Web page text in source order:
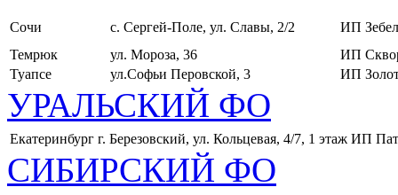
Сочи с. Сергей-Поле, ул. Славы, 2/2
ИП
Темрюк
ул. Мороза, 36
ИП
Туапсе
ул.Софьи Перовской, 3 ИП
УРАЛЬСКИЙ ФО
Екатеринбург г. Березовский, ул. Кольцевая, 4/7, 1 этаж ИП
СИБИРСКИЙ ФО